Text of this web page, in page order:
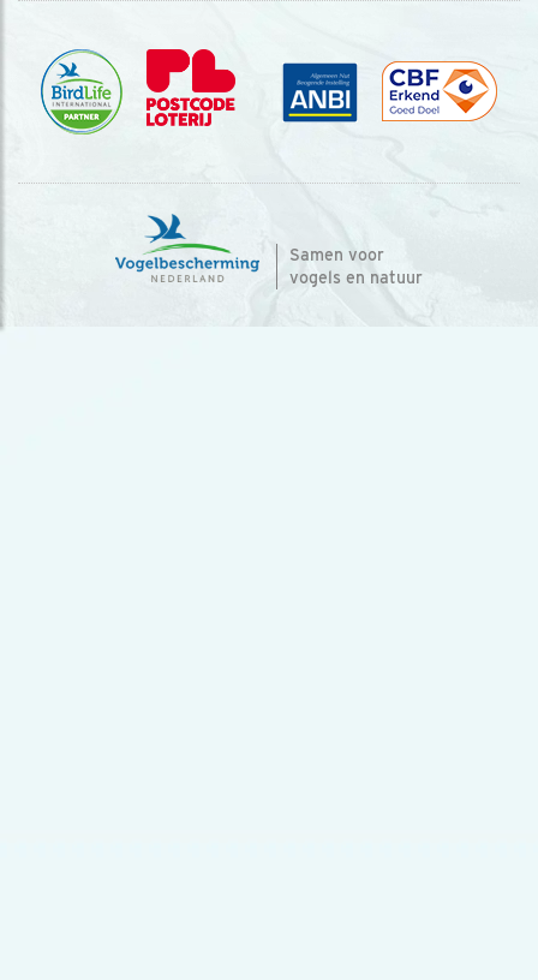
Samen voor
vogels en natuur